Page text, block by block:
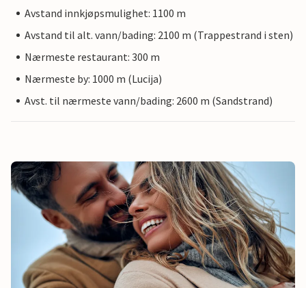
Avstand innkjøpsmulighet: 1100 m
Avstand til alt. vann/bading: 2100 m (Trappestrand i sten)
Nærmeste restaurant: 300 m
Nærmeste by: 1000 m (Lucija)
Avst. til nærmeste vann/bading: 2600 m (Sandstrand)